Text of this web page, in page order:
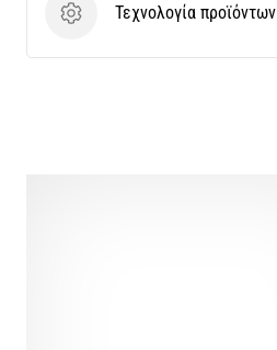
Τεχνολογία προϊόντων
Τεχνολογία προϊόντων